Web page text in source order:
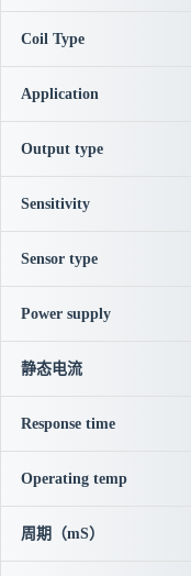
Coil Type
Application
Output type
Sensitivity
Sensor type
Power supply
静态电流
Response time
Operating temp
周期（mS）